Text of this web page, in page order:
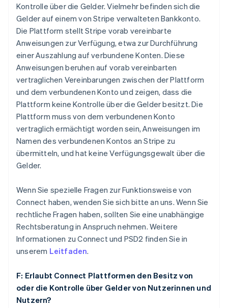
Kontrolle über die Gelder. Vielmehr befinden sich die
Gelder auf einem von Stripe verwalteten Bankkonto.
Die Plattform stellt Stripe vorab vereinbarte
Anweisungen zur Verfügung, etwa zur Durchführung
einer Auszahlung auf verbundene Konten. Diese
Anweisungen beruhen auf vorab vereinbarten
vertraglichen Vereinbarungen zwischen der Plattform
und dem verbundenen Konto und zeigen, dass die
Plattform keine Kontrolle über die Gelder besitzt. Die
Plattform muss von dem verbundenen Konto
vertraglich ermächtigt worden sein, Anweisungen im
Namen des verbundenen Kontos an Stripe zu
übermitteln, und hat keine Verfügungsgewalt über die
Gelder.
Wenn Sie spezielle Fragen zur Funktionsweise von
Connect haben, wenden Sie sich bitte an uns. Wenn Sie
rechtliche Fragen haben, sollten Sie eine unabhängige
Rechtsberatung in Anspruch nehmen. Weitere
Informationen zu Connect und PSD2 finden Sie in
unserem Leitfaden.
F: Erlaubt Connect Plattformen den Besitz von
oder die Kontrolle über Gelder von Nutzerinnen und
Nutzern?